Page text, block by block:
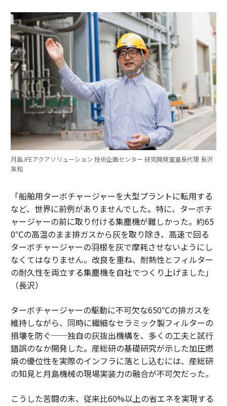
月島JFEアクアソリューション 技術企画センター 研究開発室室長代理 長沢
英和
「船舶用ターボチャージャーを大型プラントに転用する
など、世界に前例がありませんでした。特に、ターボチ
ャージャーの前に取り付ける集塵機が難しかった。約65
0℃の高温のまま排ガスから灰を取り除き、高速で回る
ターボチャージャーの羽根を灰で摩耗させないようにし
なくてはなりません。改良を重ね、耐熱性とフィルター
の耐久性を両立する集塵機を自社でつくり上げました」
（長沢）
ターボチャージャーの駆動に不可欠な650℃の排ガスを
維持しながら、同時に繊細なセラミック製フィルターの
損壊を防ぐ──独自の灰抜出機構を、多くの工夫と試行
錯誤のなか開発した。産総研の基礎研究が示した加圧燃
焼の優位性を実際のインフラに落とし込むには、産総研
の知見と月島機械の現場実装力の融合が不可欠だった。
こうした苦闘の末、従来比60%以上の省エネを実現する